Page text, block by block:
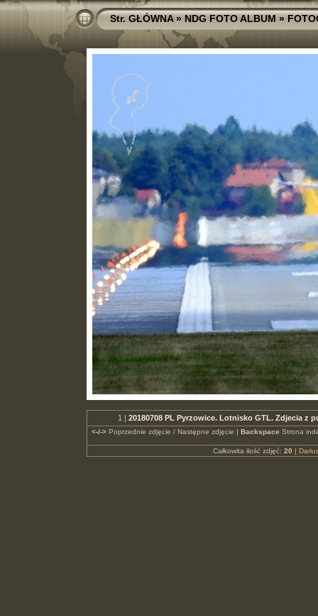
Str. GŁÓWNA»NDG FOTO ALBUM»
1 | 20180708 PL Pyrzowice. Lotnisko GTL. Zdjecia z
<-/->Poprzednie zdjęcie / Następne zdjęcie | Backspace Strona
Całkowita ilość zdjęć: 20 |